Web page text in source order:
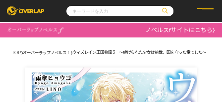
コミックガルド
コミッククリエ
文庫
ノベルス
コミックエッセイ
ポケットモンスター
アニメ
ゲーム
OVERLAP STORE
オーバーラップ広報室
企業
会社概要
オーバーラップ文庫
ノベルスfサイトはこちら
TOP オーバーラップノベルスｆ ウィズレイン王国物語 3 ～虐げられた少女は前世、国を守った竜でした～